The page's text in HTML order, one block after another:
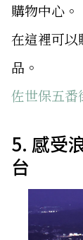
購物中心。
在這裡可以
品。
佐世保五番
5. 感受
台